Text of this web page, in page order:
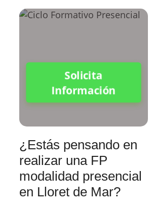
Solicita
Información
¿Estás pensando en
realizar una FP
modalidad presencial
en Lloret de Mar?